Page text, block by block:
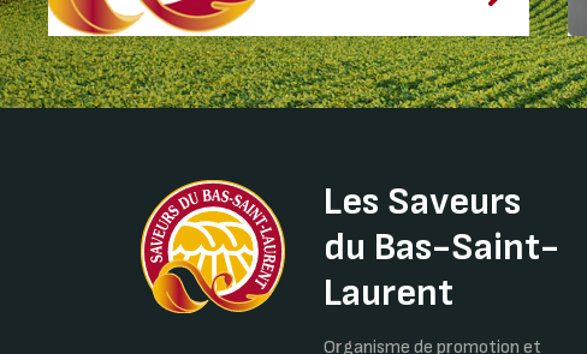
Les Saveurs
du Bas-Saint-
Laurent
Organisme de promotion et